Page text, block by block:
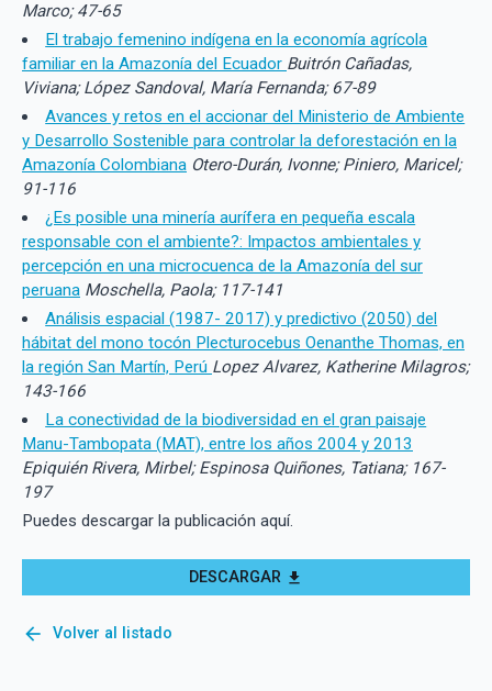
Marco; 47-65
El trabajo femenino indígena en la economía agrícola
familiar en la Amazonía del Ecuador Buitrón Cañadas,
Viviana; López Sandoval, María Fernanda; 67-89
Avances y retos en el accionar del Ministerio de Ambiente
y Desarrollo Sostenible para controlar la deforestación en la
Amazonía Colombiana Otero-Durán, Ivonne; Piniero, Maricel;
91-116
¿Es posible una minería aurífera en pequeña escala
responsable con el ambiente?: Impactos ambientales y
percepción en una microcuenca de la Amazonía del sur
peruana Moschella, Paola; 117-141
Análisis espacial (1987- 2017) y predictivo (2050) del
hábitat del mono tocón Plecturocebus Oenanthe Thomas, en
la región San Martín, Perú Lopez Alvarez, Katherine Milagros;
143-166
La conectividad de la biodiversidad en el gran paisaje
Manu-Tambopata (MAT), entre los años 2004 y 2013
Epiquién Rivera, Mirbel; Espinosa Quiñones, Tatiana; 167-
197
Puedes descargar la publicación aquí.
DESCARGAR download
arrow_back Volver al listado